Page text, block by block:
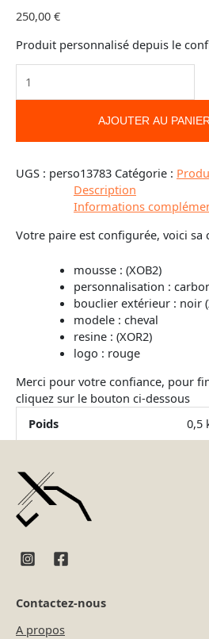
250,00 €
Produit personnalisé depuis le
AJOUTER AU
UGS : perso13783 Catégorie :
Description
Informations
Votre paire est configurée, voici sa
mousse : (XOB2)
personnalisation :
bouclier extérieur : noir
modele : cheval
resine : (XOR2)
logo : rouge
Merci pour votre confiance, pour
cliquez sur le bouton ci-dessous
Poids
0,5
Contactez-nous
A propos